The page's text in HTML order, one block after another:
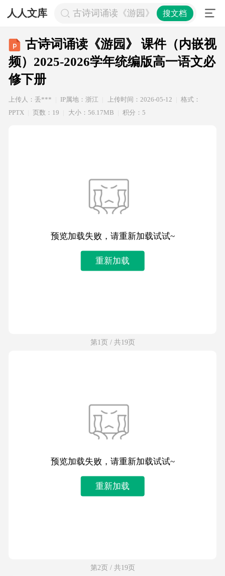
人人文库 古诗词诵读《游园》 课件（内嵌视频
搜文档
古诗词诵读《游园》 课件（内嵌视
频）2025-2026学年统编版高一语文必
修下册
上传人：丢*** IP属地：浙江 上传时间：2026-05-12
格式：
PPTX
页数：19 大小：56.17MB 积分：5
预览加载失败，请重新加载试试~
重新加载
第1页 / 共19页
预览加载失败，请重新加载试试~
重新加载
第2页 / 共19页